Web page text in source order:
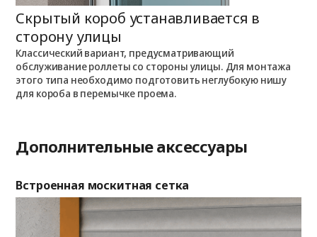
Скрытый короб устанавливается в
сторону улицы
Классический вариант, предусматривающий
обслуживание роллеты со стороны улицы. Для монтажа
этого типа необходимо подготовить неглубокую нишу
для короба в перемычке проема.
Дополнительные аксессуары
Встроенная москитная сетка